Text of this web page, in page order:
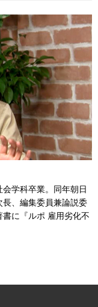
学科卒業。同年朝日
、編集委員兼論説委
書に『ルポ 雇用劣化不